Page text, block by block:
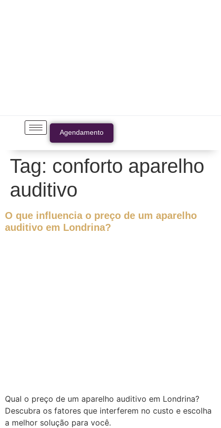
Agendamento
Tag: conforto aparelho
auditivo
O que influencia o preço de um aparelho
auditivo em Londrina?
Qual o preço de um aparelho auditivo em Londrina?
Descubra os fatores que interferem no custo e escolha
a melhor solução para você.